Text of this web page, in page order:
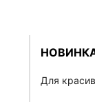
Для